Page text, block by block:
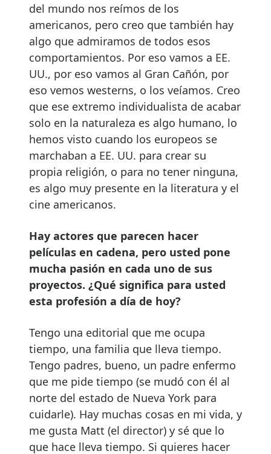
del mundo nos reímos de los
americanos, pero creo que también hay
algo que admiramos de todos esos
comportamientos. Por eso vamos a EE.
UU., por eso vamos al Gran Cañón, por
eso vemos westerns, o los veíamos. Creo
que ese extremo individualista de acabar
solo en la naturaleza es algo humano, lo
hemos visto cuando los europeos se
marchaban a EE. UU. para crear su
propia religión, o para no tener ninguna,
es algo muy presente en la literatura y el
cine americanos.
Hay actores que parecen hacer
películas en cadena, pero usted pone
mucha pasión en cada uno de sus
proyectos. ¿Qué significa para usted
esta profesión a día de hoy?
Tengo una editorial que me ocupa
tiempo, una familia que lleva tiempo.
Tengo padres, bueno, un padre enfermo
que me pide tiempo (se mudó con él al
norte del estado de Nueva York para
cuidarle). Hay muchas cosas en mi vida, y
me gusta Matt (el director) y sé que lo
que hace lleva tiempo. Si quieres hacer